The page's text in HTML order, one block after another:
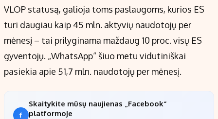
VLOP statusą, galioja toms paslaugoms, kurios ES
turi daugiau kaip 45 mln. aktyvių naudotojų per
mėnesį – tai prilyginama maždaug 10 proc. visų ES
gyventojų. „WhatsApp“ šiuo metu vidutiniškai
pasiekia apie 51,7 mln. naudotojų per mėnesį.
Skaitykite mūsų naujienas „Facebook“
platformoje